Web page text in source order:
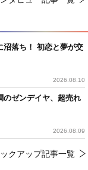
沼落ち！ 初恋と夢が交
2026.08.10
のゼンデイヤ、超売れ
2026.08.09
クアップ記事一覧